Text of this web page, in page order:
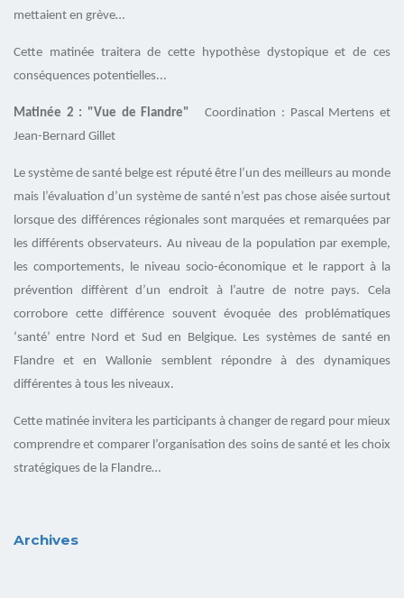
mettaient en grève…
Cette matinée traitera de cette hypothèse dystopique et de ces
conséquences potentielles...
Matinée 2 : "Vue de Flandre"Coordination : Pascal Mertens et
Jean-Bernard Gillet
Le système de santé belge est réputé être l’un des meilleurs au monde
mais l’évaluation d’un système de santé n’est pas chose aisée surtout
lorsque des différences régionales sont marquées et remarquées par
les différents observateurs. Au niveau de la population par exemple,
les comportements, le niveau socio-économique et le rapport à la
prévention diffèrent d’un endroit à l’autre de notre pays. Cela
corrobore cette différence souvent évoquée des problématiques
‘santé’ entre Nord et Sud en Belgique. Les systèmes de santé en
Flandre et en Wallonie semblent répondre à des dynamiques
différentes à tous les niveaux.
Cette matinée invitera les participants à changer de regard pour mieux
comprendre et comparer l’organisation des soins de santé et les choix
stratégiques de la Flandre…
Archives